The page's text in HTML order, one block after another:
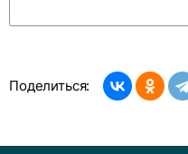
Поделиться: